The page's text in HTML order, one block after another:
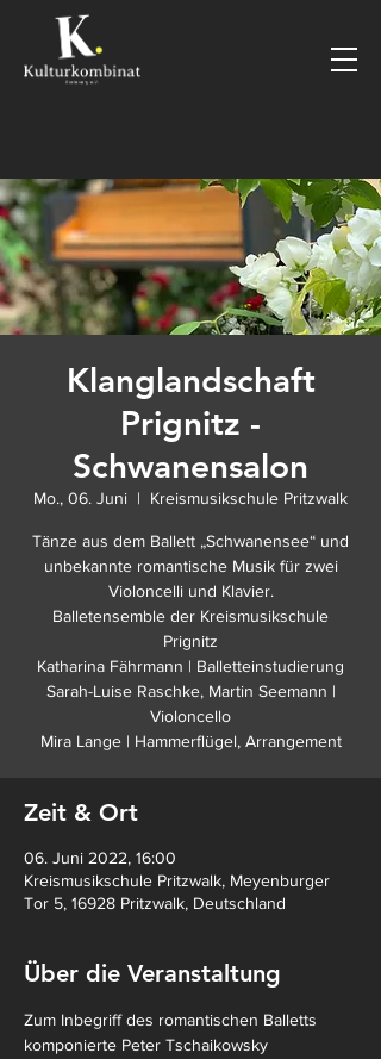
Klanglandschaft
Prignitz -
Schwanensalon
Mo., 06. Juni
  |
Kreismusikschule Pritzwalk
Tänze aus dem Ballett „Schwanensee“ und
unbekannte romantische Musik für zwei
Violoncelli und Klavier.
Balletensemble der Kreismusikschule
Prignitz
Katharina Fährmann | Balletteinstudierung
Sarah-Luise Raschke, Martin Seemann |
Violoncello
Mira Lange | Hammerflügel, Arrangement
Zeit & Ort
06. Juni 2022, 16:00
Kreismusikschule Pritzwalk, Meyenburger
Tor 5, 16928 Pritzwalk, Deutschland
Über die Veranstaltung
Zum Inbegriff des romantischen Balletts
komponierte Peter Tschaikowsky